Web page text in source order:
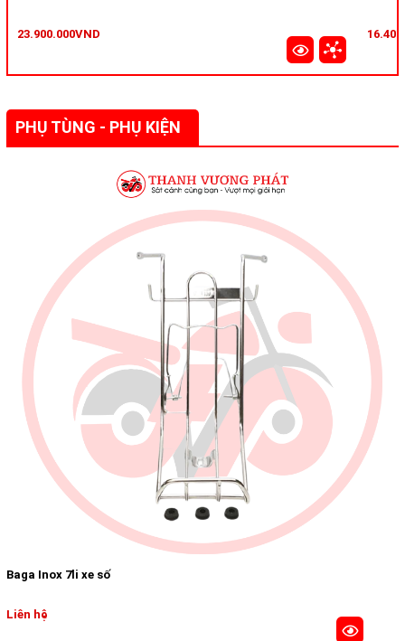
23.900.000VND
PHỤ TÙNG - PHỤ KIỆN
Baga Inox 7li xe số
Liên hệ